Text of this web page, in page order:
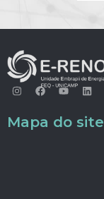
Mapa do site